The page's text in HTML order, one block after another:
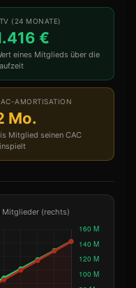
(24 MONATE)
€
eines Mitglieds über die
AMORTISATION
Mo.
Mitglied seinen CAC
Mitglieder (rechts)